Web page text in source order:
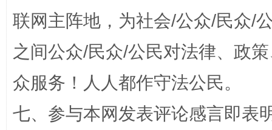
今
联网主阵地，为社会/公众/民众/
之间公众/民众/公民对法律、政
众服务！人人都作守法公民。
七、参与本网发表评论感言即表